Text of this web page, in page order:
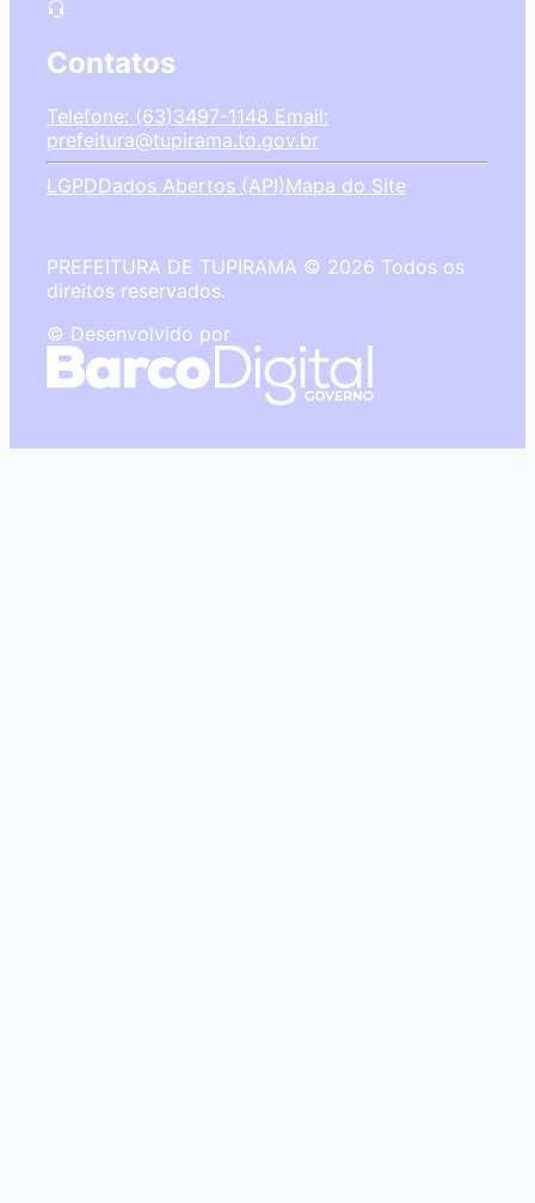
Contatos
Telefone: (63)3497-1148 Email:
prefeitura@tupirama.to.gov.br
LGPDDados Abertos (API)Mapa do Site
PREFEITURA DE TUPIRAMA © 2026 Todos os
direitos reservados.
© Desenvolvido por